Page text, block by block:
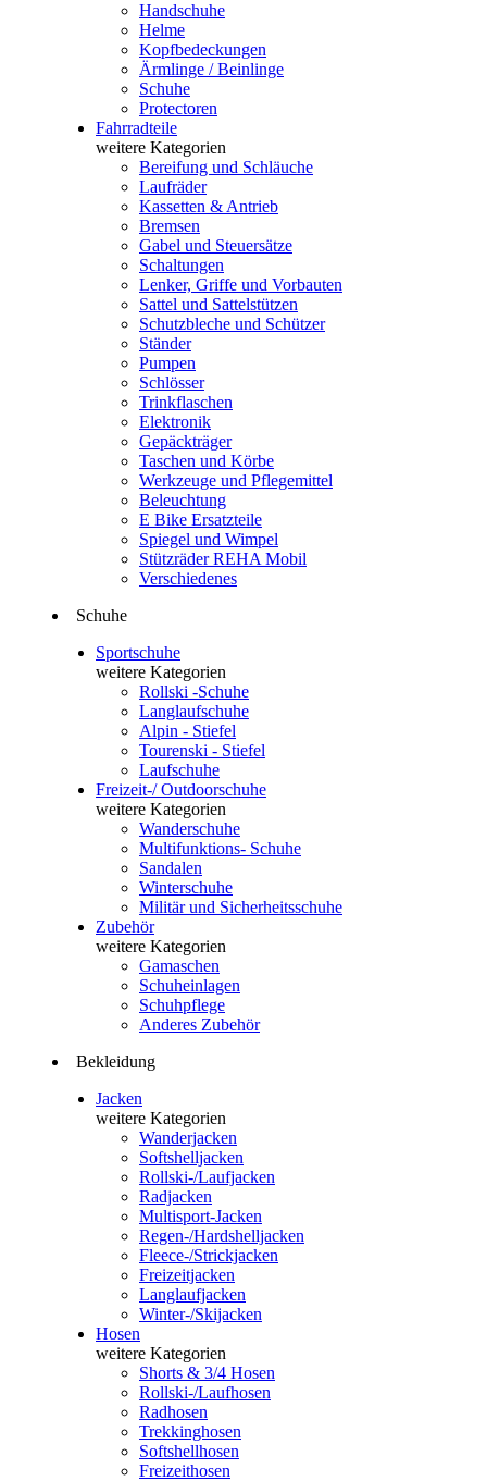
Handschuhe
Helme
Kopfbedeckungen
Ärmlinge / Beinlinge
Schuhe
Protectoren
Fahrradteile
weitere Kategorien
Bereifung und Schläuche
Laufräder
Kassetten & Antrieb
Bremsen
Gabel und Steuersätze
Schaltungen
Lenker, Griffe und Vorbauten
Sattel und Sattelstützen
Schutzbleche und Schützer
Ständer
Pumpen
Schlösser
Trinkflaschen
Elektronik
Gepäckträger
Taschen und Körbe
Werkzeuge und Pflegemittel
Beleuchtung
E Bike Ersatzteile
Spiegel und Wimpel
Stützräder REHA Mobil
Verschiedenes
Schuhe
Sportschuhe
weitere Kategorien
Rollski -Schuhe
Langlaufschuhe
Alpin - Stiefel
Tourenski - Stiefel
Laufschuhe
Freizeit-/ Outdoorschuhe
weitere Kategorien
Wanderschuhe
Multifunktions- Schuhe
Sandalen
Winterschuhe
Militär und Sicherheitsschuhe
Zubehör
weitere Kategorien
Gamaschen
Schuheinlagen
Schuhpflege
Anderes Zubehör
Bekleidung
Jacken
weitere Kategorien
Wanderjacken
Softshelljacken
Rollski-/Laufjacken
Radjacken
Multisport-Jacken
Regen-/Hardshelljacken
Fleece-/Strickjacken
Freizeitjacken
Langlaufjacken
Winter-/Skijacken
Hosen
weitere Kategorien
Shorts & 3/4 Hosen
Rollski-/Laufhosen
Radhosen
Trekkinghosen
Softshellhosen
Freizeithosen